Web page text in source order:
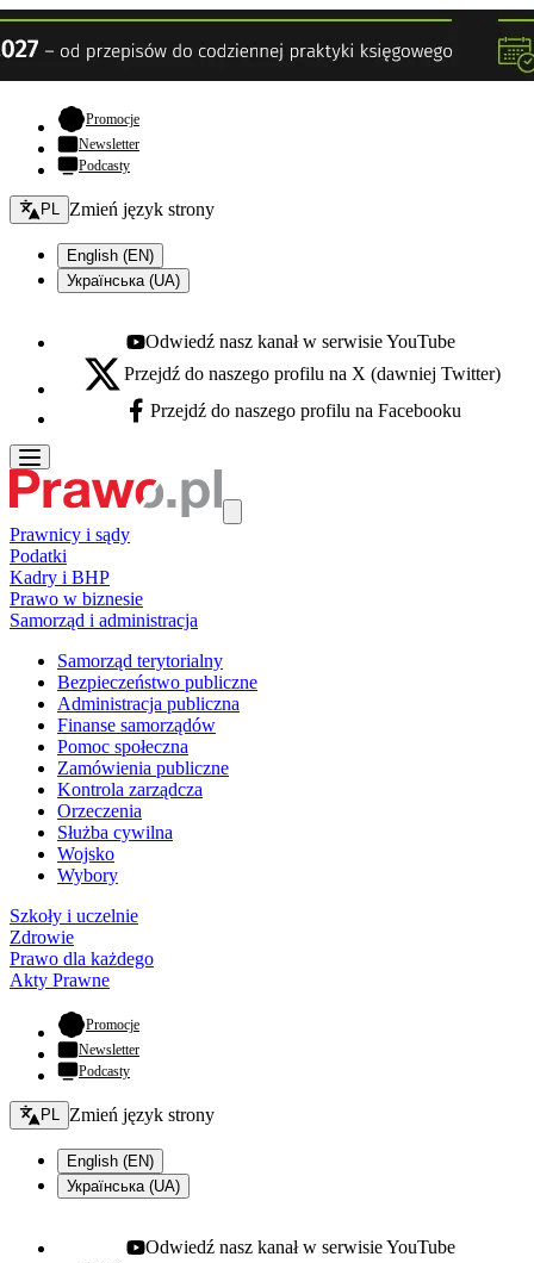
Promocje- otwiera się w nowej karcie
Newsletter
Podcasty
Zmień język - bieżący:
PL Zmień język strony
English (EN)
Українська (UA)
Youtube - otwiera się w nowej karcie
Odwiedź nasz kanał w serwisie YouTube
X - otwiera się w nowej karcie
Przejdź do naszego profilu na X (dawniej Twitter)
Facebook - otwiera się w nowej karcie
Przejdź do naszego profilu na Facebooku
Prawnicy i sądy
Podatki
Kadry i BHP
Prawo w biznesie
Samorząd i administracja
Samorząd terytorialny
Bezpieczeństwo publiczne
Administracja publiczna
Finanse samorządów
Pomoc społeczna
Zamówienia publiczne
Kontrola zarządcza
Orzeczenia
Służba cywilna
Wojsko
Wybory
Szkoły i uczelnie
Zdrowie
Prawo dla każdego
Akty Prawne
Promocje- otwiera się w nowej karcie
Newsletter
Podcasty
Zmień język - bieżący:
PL Zmień język strony
English (EN)
Українська (UA)
Youtube - otwiera się w nowej karcie
Odwiedź nasz kanał w serwisie YouTube